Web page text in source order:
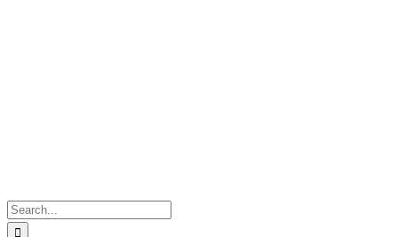
for: